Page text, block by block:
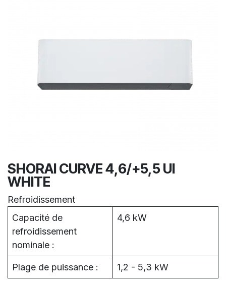
SHORAI CURVE 4,6/+5,5 UI
WHITE
Refroidissement
Capacité de
refroidissement
nominale :
4,6 kW
Plage de puissance : 1,2 - 5,3 kW